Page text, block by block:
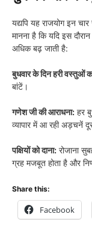
यद्यपि यह राजयोग इन
मानना है कि यदि इस
अधिक बढ़ जाती है:
बुधवार के दिन हरी वस्तुओं
बांटें।
गणेश जी की आराधना: हर
व्यापार में आ रही अड़चनें
पक्षियों को दाना: रोजाना
ग्रह मजबूत होता है और
Share this:
Facebook